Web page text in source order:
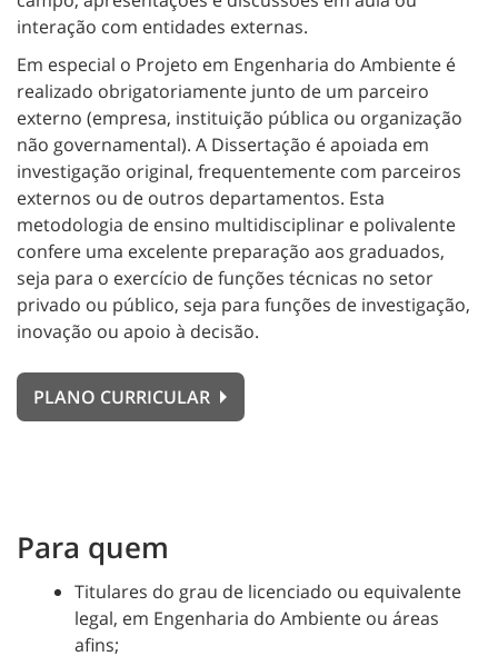
interação com entidades externas.
Em especial o Projeto em Engenharia do Ambiente é
realizado obrigatoriamente junto de um parceiro
externo (empresa, instituição pública ou organização
não governamental). A Dissertação é apoiada em
investigação original, frequentemente com parceiros
externos ou de outros departamentos. Esta
metodologia de ensino multidisciplinar e polivalente
confere uma excelente preparação aos graduados,
seja para o exercício de funções técnicas no setor
privado ou público, seja para funções de investigação,
inovação ou apoio à decisão.
PLANO CURRICULAR
Para quem
Titulares do grau de licenciado ou equivalente
legal, em Engenharia do Ambiente ou áreas
afins;